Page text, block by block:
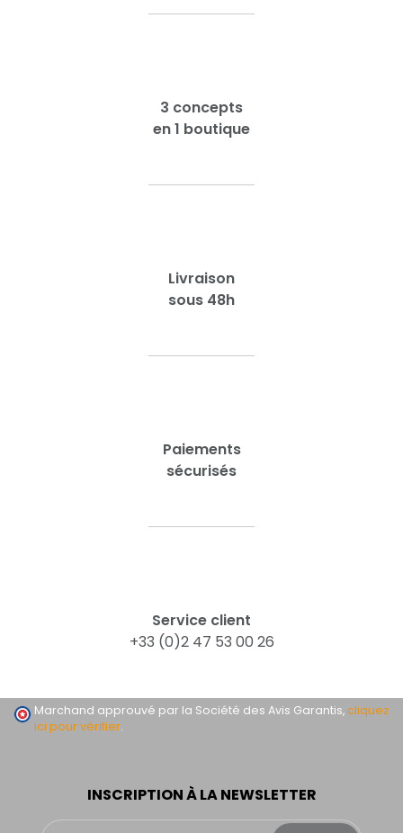
3 concepts
en 1 boutique
Livraison
sous 48h
Paiements
sécurisés
Service client
+33 (0)2 47 53 00 26
INSCRIPTION À LA NEWSLETTER
Marchand approuvé par la Société des Avis Garantis,cliquez
ici pour vérifier.